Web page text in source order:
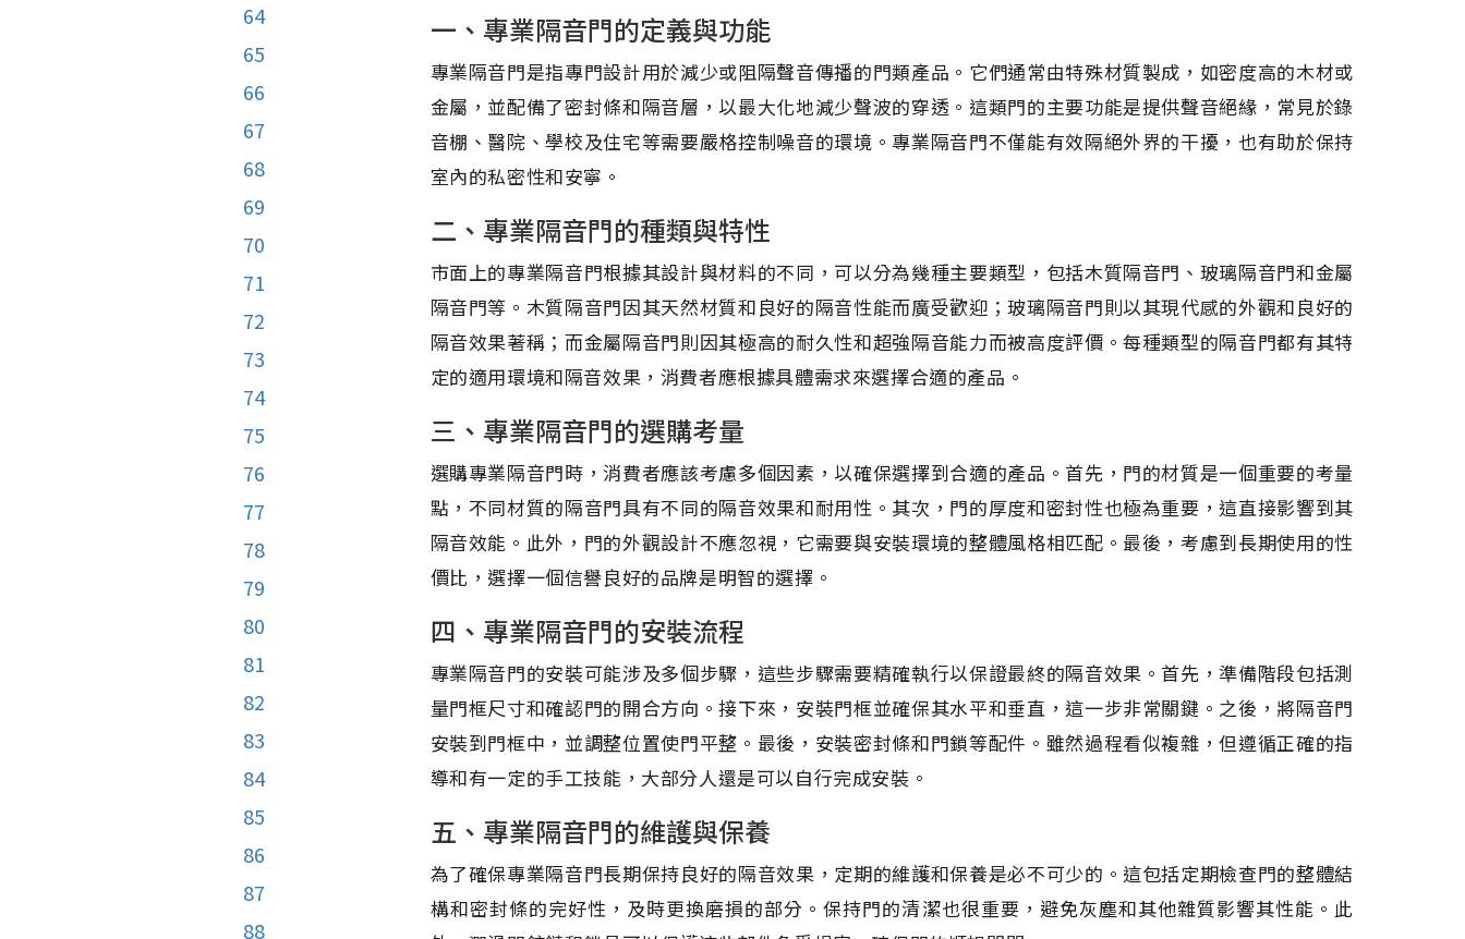
64
65
66
67
68
69
70
71
72
73
74
75
76
77
78
79
80
81
82
83
84
85
86
87
88
一、專業隔音門的定義與功能
專業隔音門是指專門設計用於減少或阻隔聲音傳播的門類產品。它們通常由特殊材質製成，如密度高的木材或
金屬，並配備了密封條和隔音層，以最大化地減少聲波的穿透。這類門的主要功能是提供聲音絕緣，常見於錄
音棚、醫院、學校及住宅等需要嚴格控制噪音的環境。專業隔音門不僅能有效隔絕外界的干擾，也有助於保持
室內的私密性和安寧。
二、專業隔音門的種類與特性
市面上的專業隔音門根據其設計與材料的不同，可以分為幾種主要類型，包括木質隔音門、玻璃隔音門和金屬
隔音門等。木質隔音門因其天然材質和良好的隔音性能而廣受歡迎；玻璃隔音門則以其現代感的外觀和良好的
隔音效果著稱；而金屬隔音門則因其極高的耐久性和超強隔音能力而被高度評價。每種類型的隔音門都有其特
定的適用環境和隔音效果，消費者應根據具體需求來選擇合適的產品。
三、專業隔音門的選購考量
選購專業隔音門時，消費者應該考慮多個因素，以確保選擇到合適的產品。首先，門的材質是一個重要的考量
點，不同材質的隔音門具有不同的隔音效果和耐用性。其次，門的厚度和密封性也極為重要，這直接影響到其
隔音效能。此外，門的外觀設計不應忽視，它需要與安裝環境的整體風格相匹配。最後，考慮到長期使用的性
價比，選擇一個信譽良好的品牌是明智的選擇。
四、專業隔音門的安裝流程
專業隔音門的安裝可能涉及多個步驟，這些步驟需要精確執行以保證最終的隔音效果。首先，準備階段包括測
量門框尺寸和確認門的開合方向。接下來，安裝門框並確保其水平和垂直，這一步非常關鍵。之後，將隔音門
安裝到門框中，並調整位置使門平整。最後，安裝密封條和門鎖等配件。雖然過程看似複雜，但遵循正確的指
導和有一定的手工技能，大部分人還是可以自行完成安裝。
五、專業隔音門的維護與保養
為了確保專業隔音門長期保持良好的隔音效果，定期的維護和保養是必不可少的。這包括定期檢查門的整體結
構和密封條的完好性，及時更換磨損的部分。保持門的清潔也很重要，避免灰塵和其他雜質影響其性能。此